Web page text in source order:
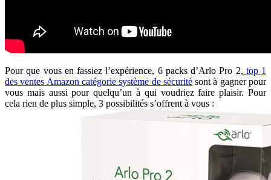
Pour que vous en fassiez l’expérience, 6 packs d’Arlo Pro 2, top 1
des ventes Amazon catégorie système de sécuritésont à gagner pour
vous mais aussi pour quelqu’un à qui voudriez faire plaisir. Pour
cela rien de plus simple, 3 possibilités s’offrent à vous :